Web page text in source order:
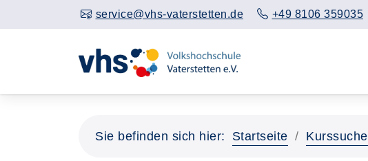
service@vhs-vaterstetten.de +49 8106 359035
Sie befinden sich hier: Startseite Kurssuche